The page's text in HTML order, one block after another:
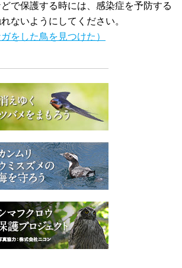
で保護する時には、感染症を予防する
ないようにしてください。
をした鳥を見つけた）